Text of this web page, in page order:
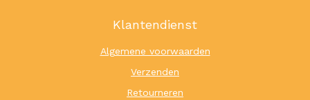
Klantendienst
Algemene voorwaarden
Verzenden
Retourneren